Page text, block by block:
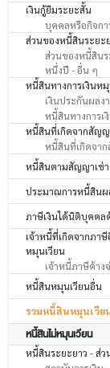
เงินกู้ยืมระยะสั้น
บุคคลหรือกิจกา
ส่วนของหนี้สินระยะ
ส่วนของหนี้สิน
หนึ่งปี - อื่น ๆ
หนี้สินทางการเงินห
เงินประกันผลง
หนี้สินทางการเ
หนี้สินที่เกิดจากสัญญ
หนี้สินที่เกิดจา
หนี้สินตามสัญญาเช่า
ประมาณการหนี้สินผ
ภาษีเงินได้นิติบุคคล
เจ้าหนี้ที่เกิดจากภา
หมุนเวียน
เจ้าหนี้ภาษีค้าง
หนี้สินหมุนเวียนอื่น
รวมหนี้สินหมุนเวีย
หนี้สินไม่หมุนเวียน
หนี้สินระยะยาว - ส่